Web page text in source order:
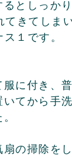
としっか
きてしま
１です。
に付き、
てから手
の掃除を